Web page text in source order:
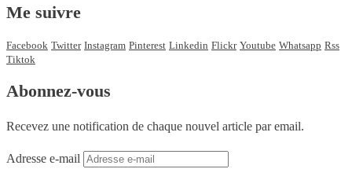
Me suivre
Facebook Twitter Instagram Pinterest Linkedin Flickr Youtube Whatsapp Rss
Tiktok
Abonnez-vous
Recevez une notification de chaque nouvel article par email.
Adresse e-mail